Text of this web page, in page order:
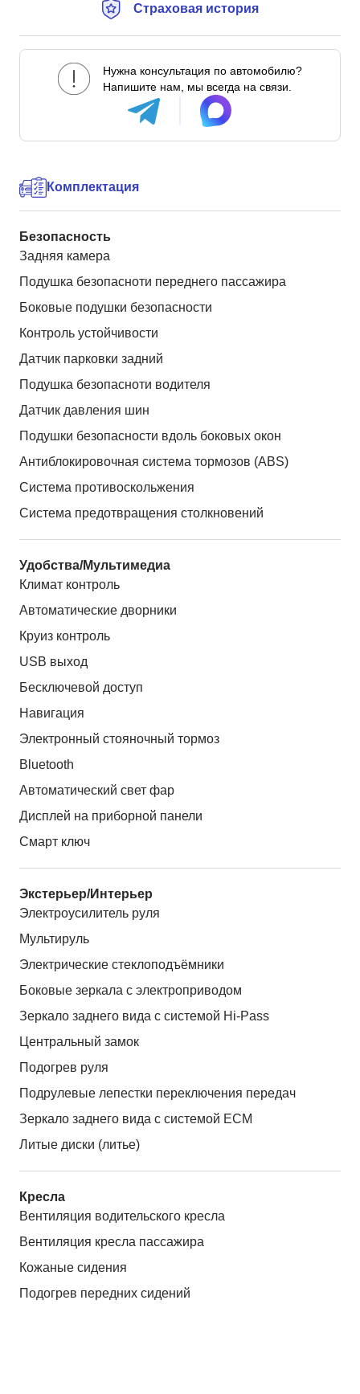
Страховая история
Нужна консультация по автомобилю?
Напишите нам, мы всегда на связи.
Комплектация
Безопасность
Задняя камера
Подушка безопасноти переднего пассажира
Боковые подушки безопасности
Контроль устойчивости
Датчик парковки задний
Подушка безопасноти водителя
Датчик давления шин
Подушки безопасности вдоль боковых окон
Антиблокировочная система тормозов (ABS)
Система противоскольжения
Система предотвращения столкновений
Удобства/Мультимедиа
Климат контроль
Автоматические дворники
Круиз контроль
USB выход
Бесключевой доступ
Навигация
Электронный стояночный тормоз
Bluetooth
Автоматический свет фар
Дисплей на приборной панели
Смарт ключ
Экстерьер/Интерьер
Электроусилитель руля
Мультируль
Электрические стеклоподъёмники
Боковые зеркала с электроприводом
Зеркало заднего вида с системой Hi-Pass
Центральный замок
Подогрев руля
Подрулевые лепестки переключения передач
Зеркало заднего вида с системой ЕСМ
Литые диски (литье)
Кресла
Вентиляция водительского кресла
Вентиляция кресла пассажира
Кожаные сидения
Подогрев передних сидений